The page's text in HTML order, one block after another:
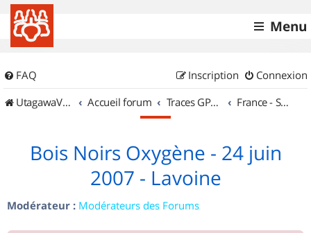
Menu
FAQ Connexion
Inscription
UtagawaVTT (Randos VTT et VTTAE avec traces GPS)
Accueil forum Traces GPS de randos VTT France - Sud Est
Bois Noirs Oxygène - 24 juin
2007 - Lavoine
Modérateur : Modérateurs des Forums